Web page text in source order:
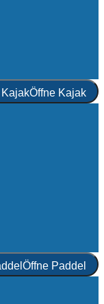
Öffne Kajak
Öffne Paddel